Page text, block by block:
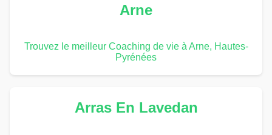
Arne
Trouvez le meilleur Coaching de vie à Arne, Hautes-
Pyrénées
Arras En Lavedan